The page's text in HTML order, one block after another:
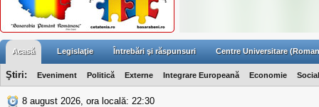
Acasă Legislaţie Întrebări şi răspunsuri Centre Universitare
Ştiri: Eveniment Politică Externe Integrare Europeană Economie Social
8 august 2026, ora locală: 22:30